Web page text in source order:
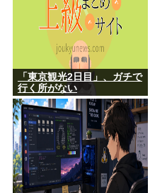
「東京観光2日目」、ガチで
行く所がない